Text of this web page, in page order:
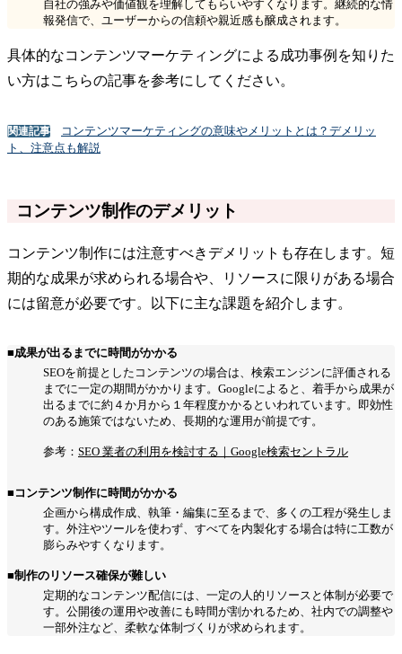
自社の強みや価値観を理解してもらいやすくなります。継続的な情
報発信で、ユーザーからの信頼や親近感も醸成されます。
具体的なコンテンツマーケティングによる成功事例を知りた
い方はこちらの記事を参考にしてください。
関連記事
コンテンツマーケティングの意味やメリットとは？デメリッ
ト、注意点も解説
コンテンツ制作のデメリット
コンテンツ制作には注意すべきデメリットも存在します。短
期的な成果が求められる場合や、リソースに限りがある場合
には留意が必要です。以下に主な課題を紹介します。
■成果が出るまでに時間がかかる
SEOを前提としたコンテンツの場合は、検索エンジンに評価される
までに一定の期間がかかります。Googleによると、着手から成果が
出るまでに約４か月から１年程度かかるといわれています。即効性
のある施策ではないため、長期的な運用が前提です。
参考： SEO 業者の利用を検討する｜Google検索セントラル
■コンテンツ制作に時間がかかる
企画から構成作成、執筆・編集に至るまで、多くの工程が発生しま
す。外注やツールを使わず、すべてを内製化する場合は特に工数が
膨らみやすくなります。
■制作のリソース確保が難しい
定期的なコンテンツ配信には、一定の人的リソースと体制が必要で
す。公開後の運用や改善にも時間が割かれるため、社内での調整や
一部外注など、柔軟な体制づくりが求められます。